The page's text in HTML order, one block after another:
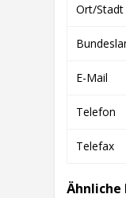
Ort/Stadt
E-Mail
Telefon
Telefax